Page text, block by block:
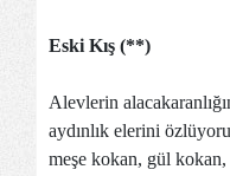
Eski Kış (**)
Alevlerin
aydınlık elerini
meşe kokan, gül kokan,